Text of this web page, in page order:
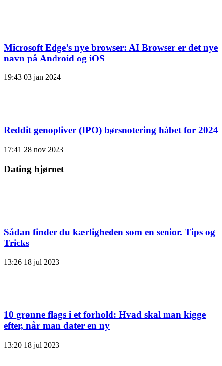
Microsoft Edge’s nye browser: AI Browser er det nye
navn på Android og iOS
19:43 03 jan 2024
Reddit genopliver (IPO) børsnotering håbet for 2024
17:41 28 nov 2023
Dating hjørnet
Sådan finder du kærligheden som en senior. Tips og
Tricks
13:26 18 jul 2023
10 grønne flags i et forhold: Hvad skal man kigge
efter, når man dater en ny
13:20 18 jul 2023